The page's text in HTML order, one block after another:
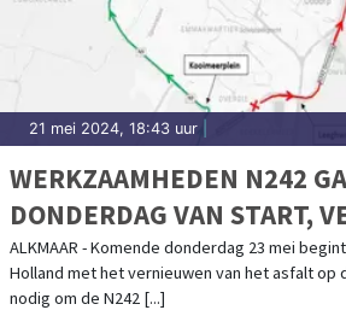
21 mei 2024, 18:43 uur
WERKZAAMHEDEN N242
DONDERDAG VAN START,
RICHTING
OMGELEID
ALKMAAR - Komende donderdag 23 mei
Holland met het vernieuwen van het asfalt op
nodig om de N242 [...]